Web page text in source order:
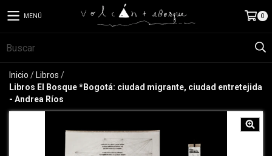
MENÚ 0
Inicio / Libros /
Libros El Bosque *Bogotá: ciudad migrante, ciudad entretejida
- Andrea Ríos